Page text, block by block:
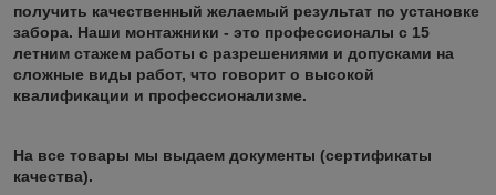
получить качественный желаемый результат по установке
забора. Наши монтажники - это профессионалы с 15
летним стажем работы с разрешениями и допусками на
сложные виды работ, что говорит о высокой
квалификации и профессионализме.
На все товары мы выдаем документы (сертификаты
качества).